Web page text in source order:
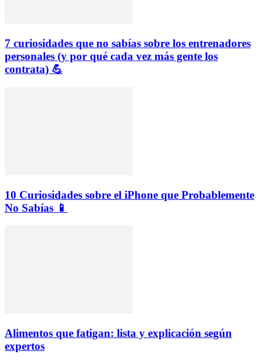
7 curiosidades que no sabías sobre los entrenadores
personales (y por qué cada vez más gente los
contrata) 💪
10 Curiosidades sobre el iPhone que Probablemente
No Sabías 📱
Alimentos que fatigan: lista y explicación según
expertos